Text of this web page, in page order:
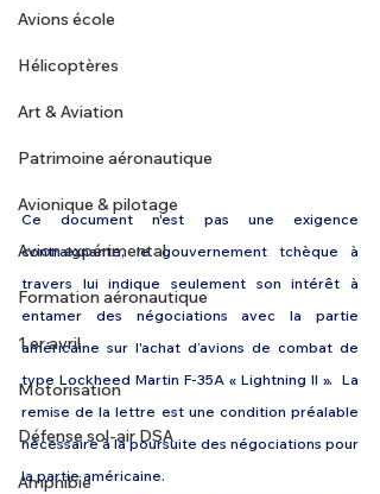
Avions école
Hélicoptères
Art & Aviation
Patrimoine aéronautique
Avionique & pilotage
Avion expérimental
Formation aéronautique
1 er avril
Motorisation
Défense sol-air DSA
Amphibie
Ce document n'est pas une exigence
contraignante, le gouvernement tchèque à
travers lui indique seulement son intérêt à
entamer des négociations avec la partie
américaine sur l'achat d’avions de combat de
type Lockheed Martin F-35A « Lightning II ».  La
remise de la lettre est une condition préalable
nécessaire à la poursuite des négociations pour
la partie américaine.